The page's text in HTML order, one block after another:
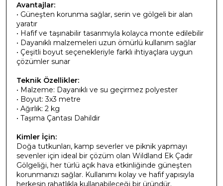
Avantajlar:
• Güneşten korunma sağlar, serin ve gölgeli bir alan
yaratır
• Hafif ve taşınabilir tasarımıyla kolayca monte edilebilir
• Dayanıklı malzemeleri uzun ömürlü kullanım sağlar
• Çeşitli boyut seçenekleriyle farklı ihtiyaçlara uygun
çözümler sunar
Teknik Özellikler:
• Malzeme: Dayanıklı ve su geçirmez polyester
• Boyut: 3x3 metre
• Ağırlık: 2 kg
• Taşıma Çantası Dahildir
Kimler İçin:
Doğa tutkunları, kamp severler ve piknik yapmayı
sevenler için ideal bir çözüm olan Wildland Ek Çadır
Gölgeliği, her türlü açık hava etkinliğinde güneşten
korunmanızı sağlar. Kullanımı kolay ve hafif yapısıyla
herkesin rahatlıkla kullanabileceği bir üründür.